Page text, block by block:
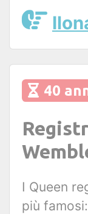
40
I Queen
più